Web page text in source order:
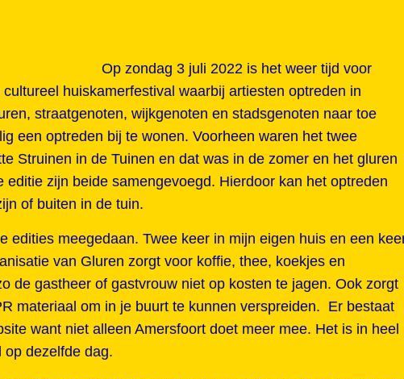
Op zondag 3 juli 2022 is het weer tijd voor
huiskamerfestival waarbij artiesten optreden in
straatgenoten, wijkgenoten en stadsgenoten naar toe
een optreden bij te wonen. Voorheen waren het twee
Struinen in de Tuinen en dat was in de zomer en het gluren
editie zijn beide samengevoegd. Hierdoor kan het optreden
of buiten in de tuin.
edities meegedaan. Twee keer in mijn eigen huis en een
van Gluren zorgt voor koffie, thee, koekjes en
de gastheer of gastvrouw niet op kosten te jagen. Ook zorgt
materiaal om in je buurt te kunnen verspreiden. Er bestaat
want niet alleen Amersfoort doet meer mee. Het is in heel
op dezelfde dag.